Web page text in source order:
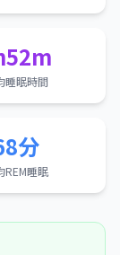
睡眠時間
分
REM睡眠